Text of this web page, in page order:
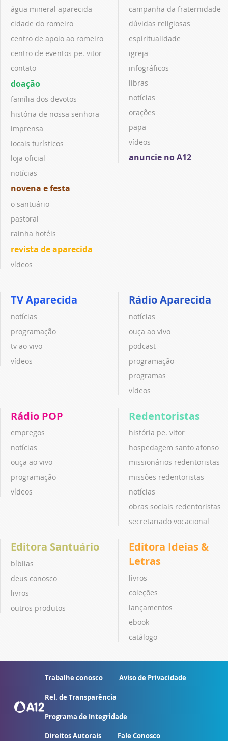
água mineral aparecida
cidade do romeiro
centro de apoio ao romeiro
centro de eventos pe. vitor
contato
doação
família dos devotos
história de nossa senhora
imprensa
locais turísticos
loja oficial
notícias
novena e festa
o santuário
pastoral
rainha hotéis
revista de aparecida
vídeos
campanha da fraternidade
dúvidas religiosas
espiritualidade
igreja
infográficos
libras
notícias
orações
papa
vídeos
anuncie no A12
TV Aparecida
notícias
programação
tv ao vivo
vídeos
Rádio Aparecida
notícias
ouça ao vivo
podcast
programação
programas
vídeos
Rádio POP
empregos
notícias
ouça ao vivo
programação
vídeos
Redentoristas
história pe. vitor
hospedagem santo afonso
missionários redentoristas
missões redentoristas
notícias
obras sociais redentoristas
secretariado vocacional
Editora Santuário
bíblias
deus conosco
livros
outros produtos
Editora Ideias &
Letras
livros
coleções
lançamentos
ebook
catálogo
Trabalhe conosco Aviso de Privacidade
Rel. de Transparência
Programa de Integridade
Direitos Autorais Fale Conosco